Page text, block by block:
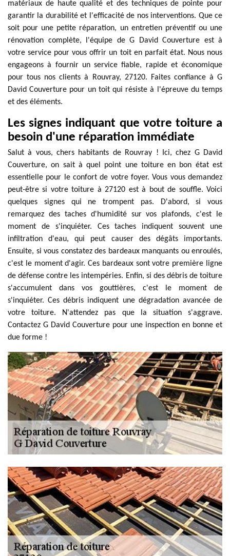
matériaux de haute qualité et des techniques de pointe pour
garantir la durabilité et l'efficacité de nos interventions. Que ce
soit pour une petite réparation, un entretien préventif ou une
rénovation complète, l'équipe de G David Couverture est à
votre service pour vous offrir un toit en parfait état. Nous nous
engageons à fournir un service fiable, rapide et économique
pour tous nos clients à Rouvray, 27120. Faites confiance à G
David Couverture pour un toit qui résiste à l'épreuve du temps
et des éléments.
Les signes indiquant que votre toiture a
besoin d'une réparation immédiate
Salut à vous, chers habitants de Rouvray ! Ici, chez G David
Couverture, on sait à quel point une toiture en bon état est
essentielle pour le confort de votre foyer. Vous vous demandez
peut-être si votre toiture à 27120 est à bout de souffle. Voici
quelques signes qui ne trompent pas. D'abord, si vous
remarquez des taches d'humidité sur vos plafonds, c'est le
moment de s'inquiéter. Ces taches indiquent souvent une
infiltration d'eau, qui peut causer des dégâts importants.
Ensuite, si vous constatez des bardeaux manquants ou enroulés,
c'est le moment d'agir. Ces bardeaux sont votre première ligne
de défense contre les intempéries. Enfin, si des débris de toiture
s'accumulent dans vos gouttières, c'est le moment de
s'inquiéter. Ces débris indiquent une dégradation avancée de
votre toiture. N'attendez pas que la situation s'aggrave.
Contactez G David Couverture pour une inspection en bonne et
due forme !